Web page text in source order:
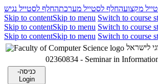
מקצועהחלף לסטייל מערכתהחלף לסטייל נגיש
Skip to contentSkip to menu Switch to course
Skip to contentSkip to menu Switch to course
Skip to contentSkip to menu Switch to course
02360834 - Seminar in
כניסה-
Login